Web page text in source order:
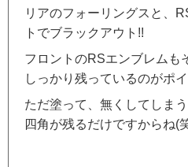
リアのフォーリングスと、
トでブラックアウト!!
フロントのRSエンブレムも
しっかり残っているのがポ
ただ塗って、無くしてしま
四角が残るだけですからね(